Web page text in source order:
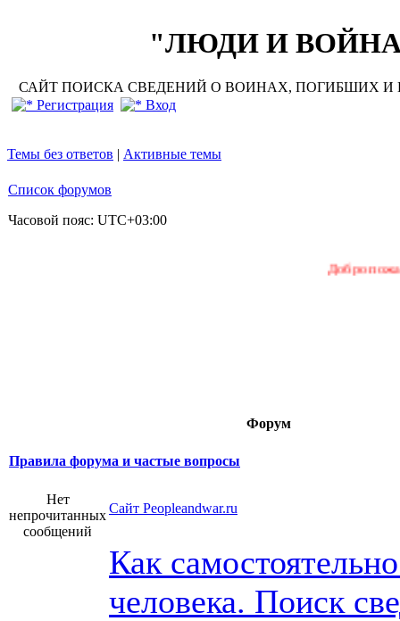
"ЛЮДИ И ВОЙНА"
САЙТ ПОИСКА СВЕДЕНИЙ О ВОИНАХ, ПОГИБШИХ И
Регистрация
Вход
Темы без ответов | Активные темы
Список форумов
Часовой пояс: UTC+03:00
Добро пожаловать
Форум
Правила форума и частые вопросы
Нет
непрочитанных
сообщений
Сайт Peopleandwar.ru
Как
человека. Поиск